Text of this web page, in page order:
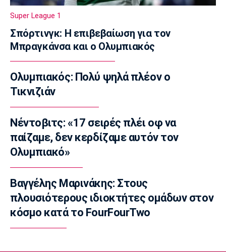
12:00
Πινγκ Πονγκ: Οι νέες θέσεις των Ελλήνων
αθλητών στο ranking της ETTU
11:50
Super League 1
ΑΕΚ: Το σχόλιο του προπονητή της
Ρέιντζερς για τον Πενράις
Χίρο: «Έχω το μεγαλύτερο κίνητρο της
καριέρας μου τώρα στους Μπακς»
11:30
Εθνικές Μπάσκετ
Γουεμπανιαμά: «Αν μπορούσα, θα έφερνα
στους Σπερς τον Φουρνιέ»
11:20
Διάψευση ΑΕΚ για τον Ακράμ Μπουράς
Super League 1
Σπόρτινγκ: Η επιβεβαίωση για τον
Μπραγκάνσα και ο Ολυμπιακός
Ολυμπιακός: Πολύ ψηλά πλέον ο
Τικνιζιάν
Νέντοβιτς: «17 σειρές πλέι οφ να
παίζαμε, δεν κερδίζαμε αυτόν τον
Ολυμπιακό»
Βαγγέλης Μαρινάκης: Στους
πλουσιότερους ιδιοκτήτες ομάδων στον
κόσμο κατά το FourFourTwo